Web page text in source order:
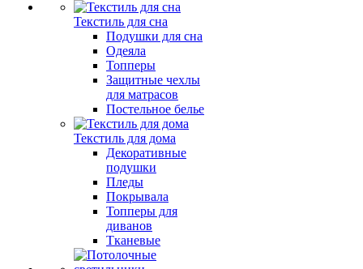
Текстиль для сна
Подушки для сна
Одеяла
Топперы
Защитные чехлы
для матрасов
Постельное белье
Текстиль для дома
Декоративные
подушки
Пледы
Покрывала
Топперы для
диванов
Тканевые